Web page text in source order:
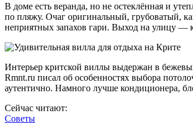
В доме есть веранда, но не остеклённая и
по пляжу. Очаг оригинальный, грубоватый,
неприятных запахов гари. Выход на улицу —
Интерьер критской виллы выдержан в
Rmnt.ru писал об особенностях выбора
аутентично. Намного лучше кондиционера,
Сейчас читают:
Советы